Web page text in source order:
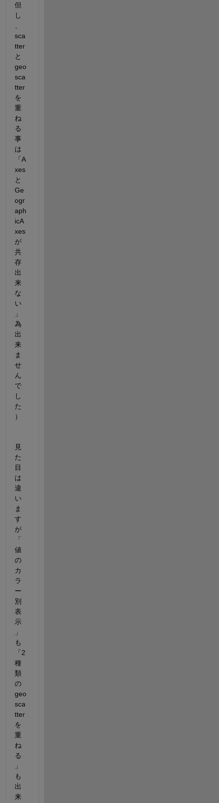
但
し
sca
tter
と
geo
sca
tter
を
重
ね
る
事
は
「A
xes
と
Ge
ogr
aph
icA
xes
が
共
存
出
来
な
い
」
為
出
来
ま
せ
ん
で
し
た
）
見
た
目
は
違
い
ま
す
が
「
値
の
カ
ラ
ー
別
表
示
」
も
「2
種
類
の
geo
sca
tter
を
重
ね
る
」
も
出
来